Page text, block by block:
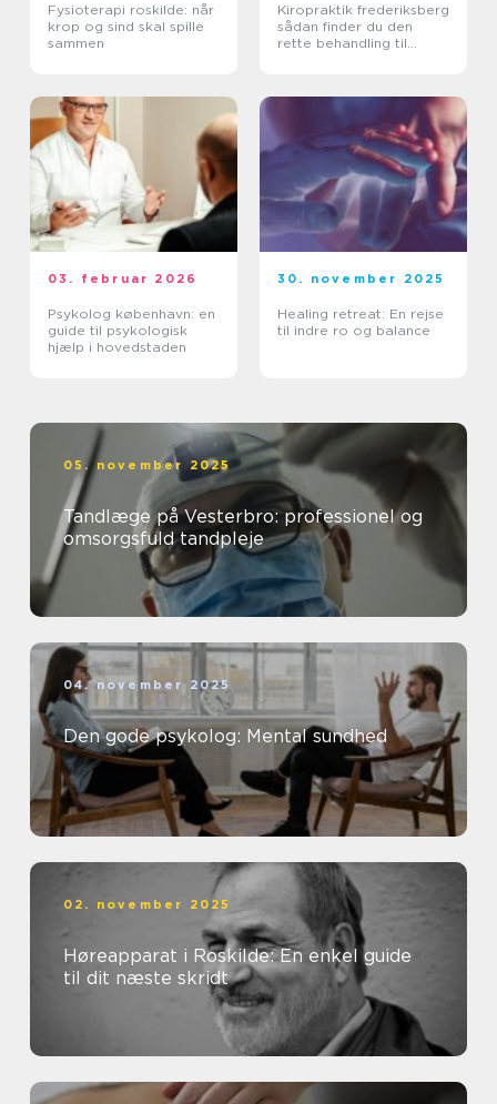
Fysioterapi roskilde: når
krop og sind skal spille
sammen
Kiropraktik frederiksberg
sådan finder du den
rette behandling til
03. februar 2026
Psykolog københavn: en
guide til psykologisk
hjælp i hovedstaden
30. november 2025
Healing retreat: En rejse
til indre ro og balance
05. november 2025
Tandlæge på Vesterbro: professionel og
omsorgsfuld tandpleje
04. november 2025
Den gode psykolog: Mental sundhed
02. november 2025
Høreapparat i Roskilde: En enkel guide
til dit næste skridt